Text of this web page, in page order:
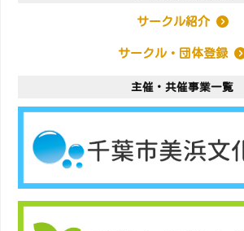
サークル紹介
サークル・団体登録
主催・共催事業一覧